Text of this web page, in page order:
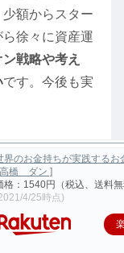
額からスター
徐々に資産運
戦略や考え
です。今後も実
界のお金持ちが実践するお
高橋 ダン ]
格：1540円（税込、送料
4/25時点)